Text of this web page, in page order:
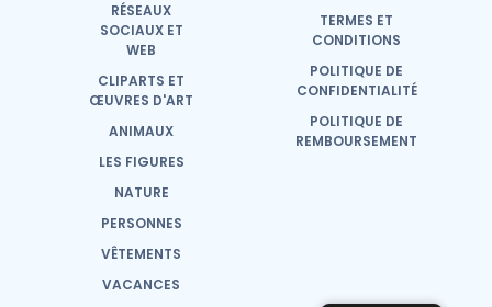
RÉSEAUX
SOCIAUX ET
WEB
CLIPARTS ET
ŒUVRES D'ART
ANIMAUX
LES FIGURES
NATURE
PERSONNES
VÊTEMENTS
VACANCES
TERMES ET
CONDITIONS
POLITIQUE DE
CONFIDENTIALITÉ
POLITIQUE DE
REMBOURSEMENT